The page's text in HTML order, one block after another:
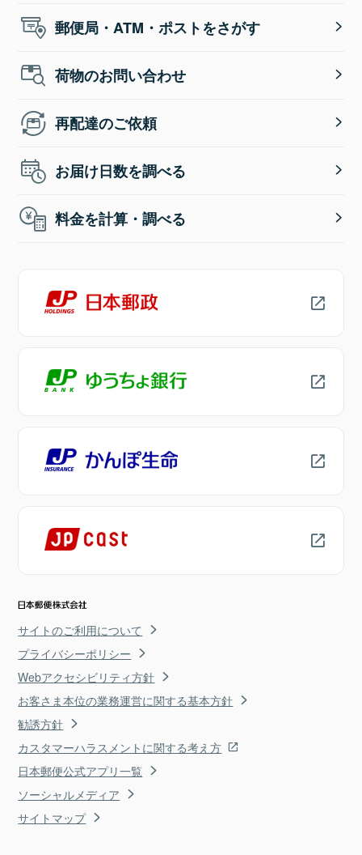
郵便局・ATM・ポストをさがす
荷物のお問い合わせ
再配達のご依頼
お届け日数を調べる
料金を計算・調べる
サイトのご利用について
プライバシーポリシー
Webアクセシビリティ方針
お客さま本位の業務運営に関する基本方針
勧誘方針
カスタマーハラスメントに関する考え方
日本郵便公式アプリ一覧
ソーシャルメディア
サイトマップ